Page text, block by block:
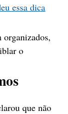
essa dica
organizados,
o
que não